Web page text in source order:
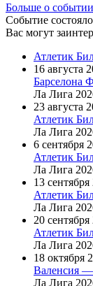
Больше о событии
Событие
Вас могут
Атлетик
16 августа
Барселона
Ла Лига
23 августа
Атлетик
Ла Лига
6 сентября
Атлетик
Ла Лига
13 сентября
Атлетик
Ла Лига
20 сентября
Атлетик
Ла Лига
18 октября
Валенсия —
Ла Лига